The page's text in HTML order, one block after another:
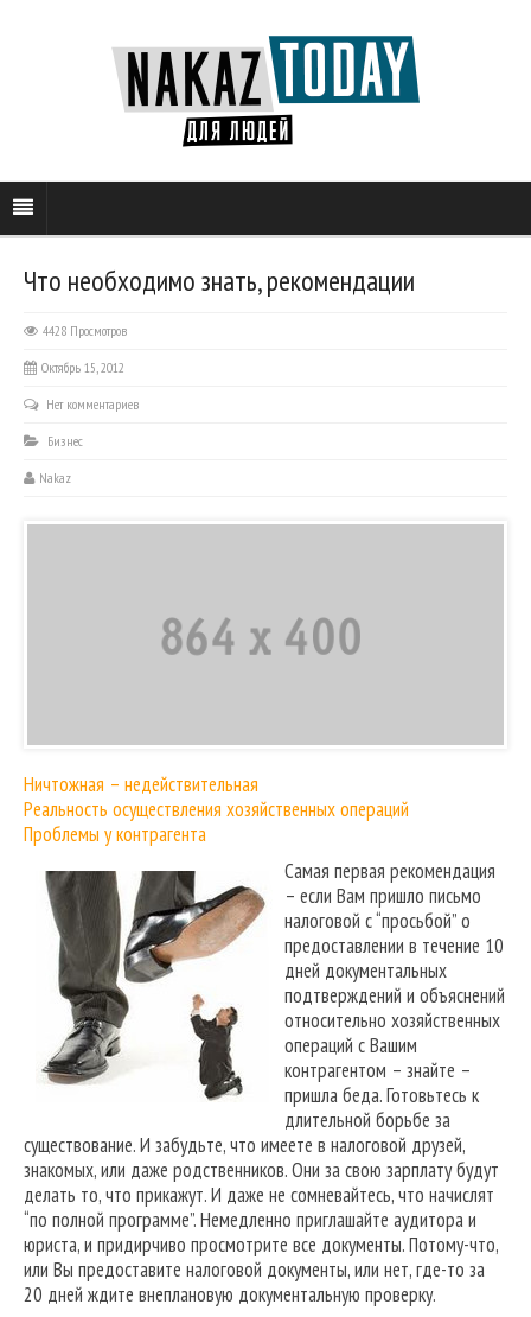
Что необходимо знать, рекомендации
4428 Просмотров
Октябрь 15, 2012
Нет комментариев
Бизнес
Nakaz
Ничтожная – недействительная
Реальность осуществления хозяйственных операций
Проблемы у контрагента
Самая первая рекомендация
– если Вам пришло письмо
налоговой с “просьбой” о
предоставлении в течение 10
дней документальных
подтверждений и объяснений
относительно хозяйственных
операций с Вашим
контрагентом – знайте –
пришла беда. Готовьтесь к
длительной борьбе за
существование. И забудьте, что имеете в налоговой друзей,
знакомых, или даже родственников. Они за свою зарплату будут
делать то, что прикажут. И даже не сомневайтесь, что начислят
“по полной программе”. Немедленно приглашайте аудитора и
юриста, и придирчиво просмотрите все документы. Потому-что,
или Вы предоставите налоговой документы, или нет, где-то за
20 дней ждите внеплановую документальную проверку.